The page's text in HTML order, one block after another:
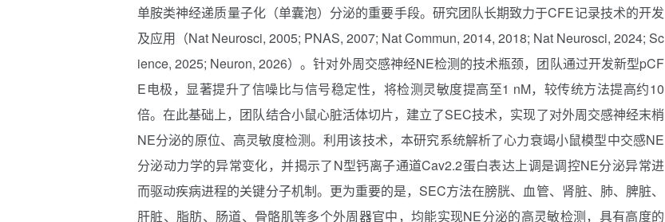
单胺类神经递质量子化（单囊泡）分泌的重要手段。研究团队长期致力于CFE记录技术的开发
及应用（Nat Neurosci, 2005; PNAS, 2007; Nat Commun, 2014, 2018; Nat Neurosci, 2024; Sc
ience, 2025; Neuron, 2026）。针对外周交感神经NE检测的技术瓶颈，团队通过开发新型pCF
E电极，显著提升了信噪比与信号稳定性，将检测灵敏度提高至1 nM，较传统方法提高约10
倍。在此基础上，团队结合小鼠心脏活体切片，建立了SEC技术，实现了对外周交感神经末梢
NE分泌的原位、高灵敏度检测。利用该技术，本研究系统解析了心力衰竭小鼠模型中交感NE
分泌动力学的异常变化，并揭示了N型钙离子通道Cav2.2蛋白表达上调是调控NE分泌异常进
而驱动疾病进程的关键分子机制。更为重要的是，SEC方法在膀胱、血管、肾脏、肺、脾脏、
肝脏、脂肪、肠道、骨骼肌等多个外周器官中，均能实现NE分泌的高灵敏检测，具有高度的